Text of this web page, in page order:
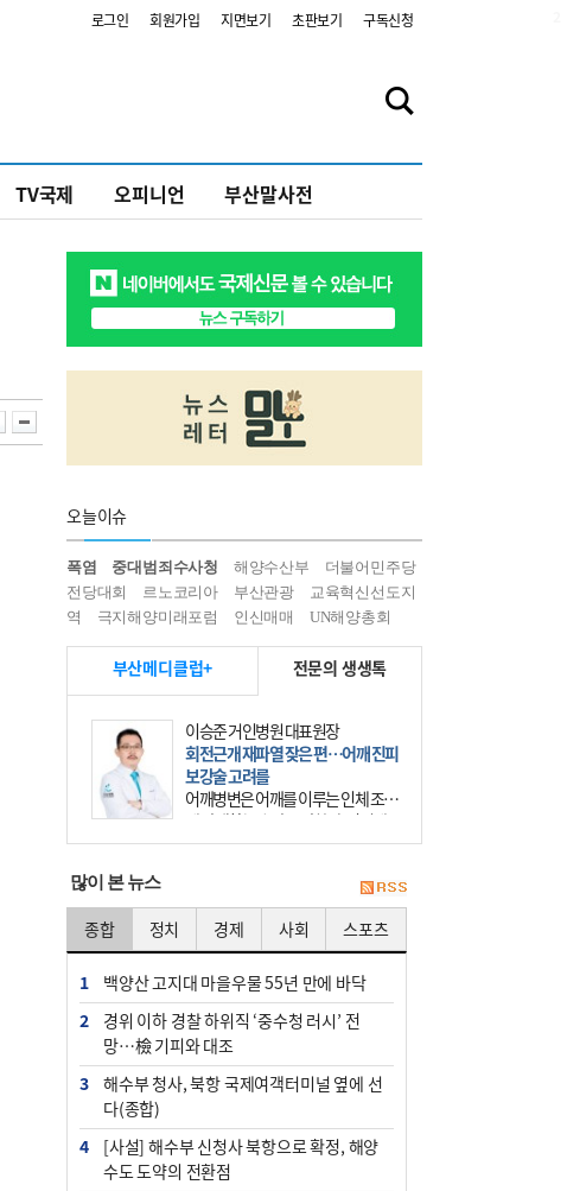
로그인 회원가입 지면보기 초판보기 구독신청
TV국제 오피니언 부산말사전
오늘이슈
폭염 중대범죄수사청 해양수산부
더불어민주당
전당대회
르노코리아 부산관광
교육혁신선도지
역
극지해양미래포럼 인신매매 UN해양총회
부산메디클럽+ 전문의 생생톡
이승준 거인병원 대표원장
회전근개 재파열 잦은 편…어깨 진피
보강술 고려를
어깨병변은 어깨를 이루는 인체 조직
에 발생하는 손상을 말한다. 여기에
는 오십견과 회전근개 증후군, 어깨
많이 본 뉴스
종합 정치 경제 사회 스포츠
1
백양산 고지대 마을우물 55년 만에 바닥
2
경위 이하 경찰 하위직 ‘중수청 러시’ 전
망…檢 기피와 대조
3
해수부 청사, 북항 국제여객터미널 옆에 선
다(종합)
4
[사설] 해수부 신청사 북항으로 확정, 해양
수도 도약의 전환점